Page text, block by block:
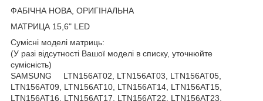
ФАБІЧНА НОВА, ОРИГІНАЛЬНА
МАТРИЦА 15,6" LED
Сумісні моделі матриць:
(У разі відсутності Вашої моделі в списку, уточнюйте
сумісність)
SAMSUNG LTN156AT02, LTN156AT03, LTN156AT05,
LTN156AT09, LTN156AT10, LTN156AT14, LTN156AT15,
LTN156AT16, LTN156AT17, LTN156AT22, LTN156AT23,